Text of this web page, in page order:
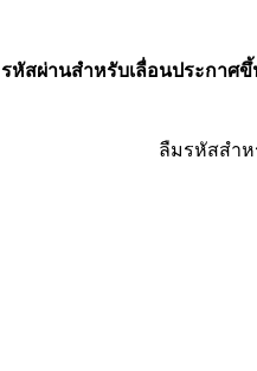
รหัสผ่านสำหรับเลื่อนประกาศขึ้
ลืมรหัสสำ